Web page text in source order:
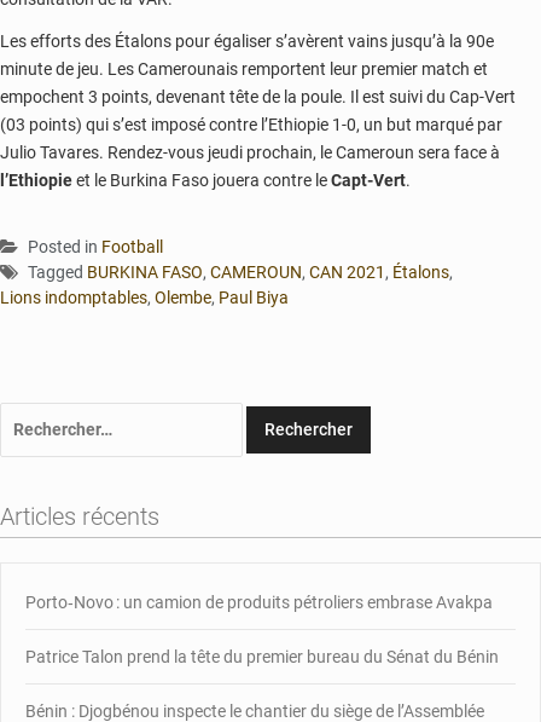
Les efforts des Étalons pour égaliser s’avèrent vains jusqu’à la 90e
minute de jeu. Les Camerounais remportent leur premier match et
empochent 3 points, devenant tête de la poule. Il est suivi du Cap-Vert
(03 points) qui s’est imposé contre l’Ethiopie 1-0, un but marqué par
Julio Tavares. Rendez-vous jeudi prochain, le Cameroun sera face à
l’Ethiopieet le Burkina Faso jouera contre leCapt-Vert.
Posted in Football
Tagged BURKINA FASO, CAMEROUN, CAN 2021 , Étalons,
Lions indomptables, Olembe, Paul Biya
Articles récents
Porto‑Novo : un camion de produits pétroliers embrase Avakpa
Patrice Talon prend la tête du premier bureau du Sénat du Bénin
Bénin : Djogbénou inspecte le chantier du siège de l’Assemblée